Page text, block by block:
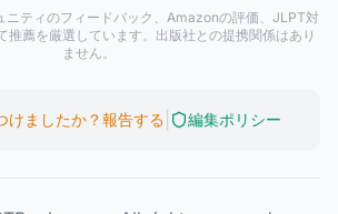
ニティのフィードバック、Amazonの評価、JLPT対
推薦を厳選しています。出版社との提携関係はあり
ません。
けましたか？報告する 編集ポリシー